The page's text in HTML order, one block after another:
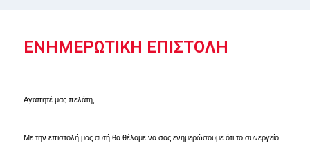
ΕΝΗΜΕΡΩΤΙΚΗ ΕΠΙΣΤΟΛΗ
Αγαπητέ μας πελάτη,
Με την επιστολή μας αυτή θα θέλαμε να σας ενημερώσουμε ότι το συνεργείο